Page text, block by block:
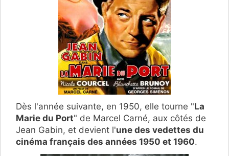
Dès l'année suivante, en 1950, elle tourne "La
Marie du Port" de Marcel Carné, aux côtés de
Jean Gabin, et devient l'une des vedettes du
cinéma français des années 1950 et 1960.